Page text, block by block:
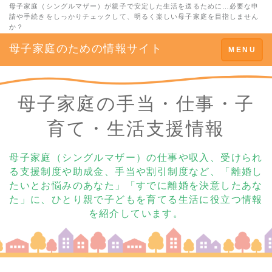
母子家庭（シングルマザー）が親子で安定した生活を送るために…必要な申
請や手続きをしっかりチェックして、明るく楽しい母子家庭を目指しません
か？
Toggle
navigation
MENU
母子家庭のための情報サイト
母子家庭の手当・仕事・子
育て・生活支援情報
母子家庭（シングルマザー）の仕事や収入、受けられ
る支援制度や助成金、手当や割引制度など、「離婚し
たいとお悩みのあなた」「すでに離婚を決意したあな
た」に、ひとり親で子どもを育てる生活に役立つ情報
を紹介しています。